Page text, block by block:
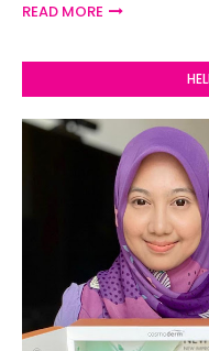
READ MORE